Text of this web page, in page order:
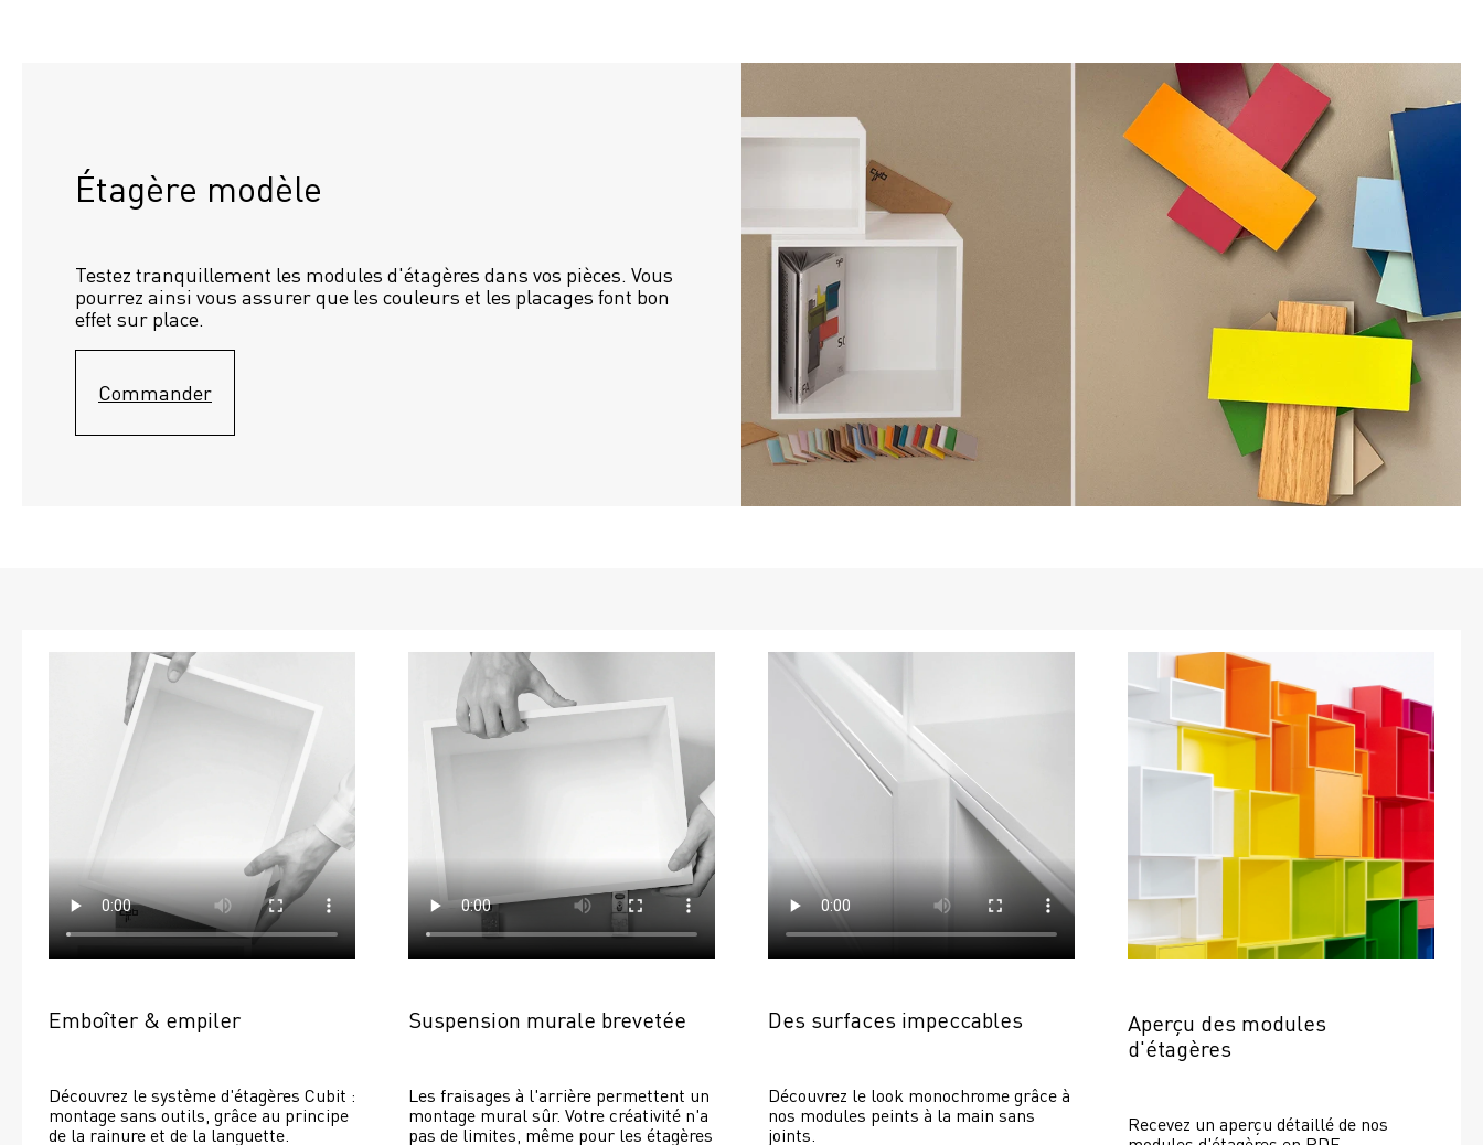
Étagère modèle
Testez tranquillement les modules d'étagères dans vos pièces. Vous
pourrez ainsi vous assurer que les couleurs et les placages font bon
effet sur place.
Commander
Emboîter & empiler
Découvrez le système d'étagères Cubit :
montage sans outils, grâce au principe
de la rainure et de la languette.
Suspension murale brevetée
Les fraisages à l'arrière permettent un
montage mural sûr. Votre créativité n'a
pas de limites, même pour les étagères
Des surfaces impeccables
Découvrez le look monochrome grâce à
nos modules peints à la main sans
joints.
Aperçu des modules
d'étagères
Recevez un aperçu détaillé de nos